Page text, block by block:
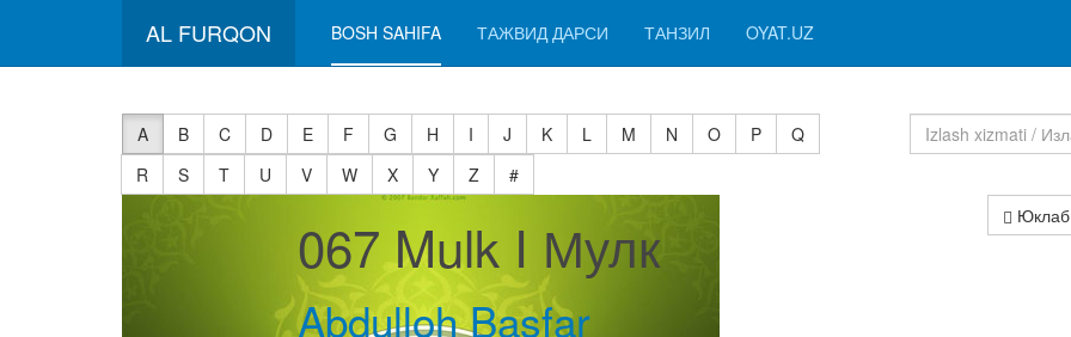
AL FURQON BOSH SAHIFA ТАЖВИД ДАРСИ ТАНЗИЛ OYAT.UZ
A B C D E F G H I J K L M N O P
Q
R
S T U V W X Y Z
#
067 Mulk I Мулк
Abdulloh Basfar